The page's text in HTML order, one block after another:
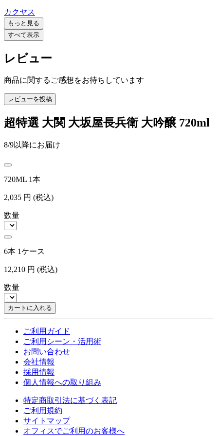
カクヤス
もっと見る
すべて表示
レビュー
商品に関するご感想をお待ちしています
レビューを投稿
超特選 大関 大坂屋長兵衛 大吟醸 720ml
8/9以降にお届け
720ML 1本
2,035 円 (税込)
数量
6本 1ケース
12,210 円 (税込)
数量
カートに入れる
ご利用ガイド
ご利用シーン・活用術
お問い合わせ
会社情報
採用情報
個人情報への取り組み
特定商取引法に基づく表記
ご利用規約
サイトマップ
オフィスでご利用のお客様へ